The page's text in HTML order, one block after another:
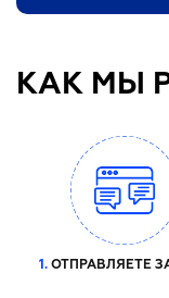
КАК МЫ
1. ОТПРАВЛЯЕТЕ